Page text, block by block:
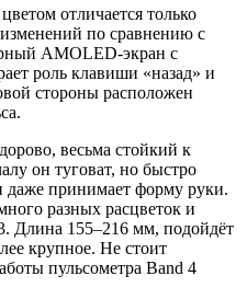
отличается только
по сравнению с
AMOLED-экран с
роль клавиши «назад» и
стороны расположен
весьма стойкий к
он туговат, но быстро
даже принимает форму руки.
разных расцветок и
Длина 155–216 мм, подойдёт
крупное. Не стоит
пульсометра Band 4